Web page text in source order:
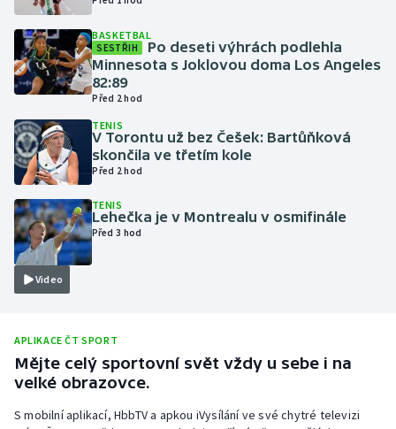
Lyže a snowboard
Moderní pětiboj
Motorsport
Olympijské hry
Parasport
Plavání
Ragby
Rychlobruslení
BASKETBAL
SESTŘIH
Po deseti výhrách podlehla
Minnesota s Joklovou doma Los Angeles
82:89
Před 2 hod
TENIS
V Torontu už bez Češek: Bartůňková
skončila ve třetím kole
Před 2 hod
Video
TENIS
Lehečka je v Montrealu v osmifinále
Před 3 hod
APLIKACE ČT SPORT
Mějte celý sportovní svět vždy u sebe i na
velké obrazovce.
S mobilní aplikací, HbbTV a apkou iVysílání ve své chytré televizi